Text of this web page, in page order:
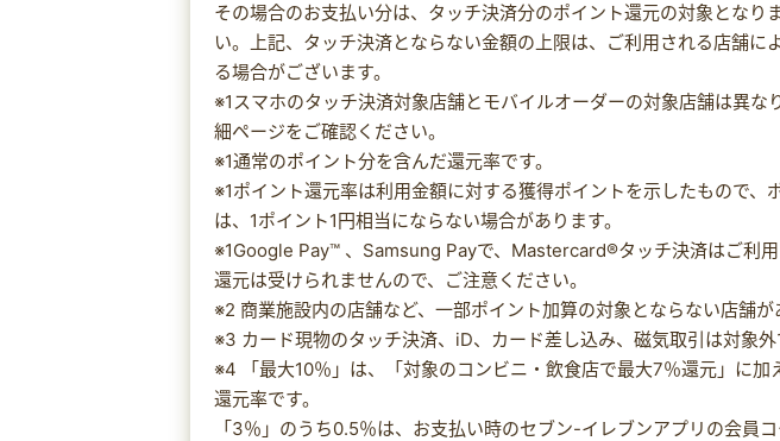
その場合のお支払い分は、タッチ決済分のポイント還元の対象となり
い。上記、タッチ決済とならない金額の上限は、ご利用される店舗に
る場合がございます。
※1スマホのタッチ決済対象店舗とモバイルオーダーの対象店舗は異な
細ページをご確認ください。
※1通常のポイント分を含んだ還元率です。
※1ポイント還元率は利用金額に対する獲得ポイントを示したもので、
は、1ポイント1円相当にならない場合があります。
※1Google Pay™ 、Samsung Payで、Mastercard®タッチ決済はご利
還元は受けられませんので、ご注意ください。
※2 商業施設内の店舗など、一部ポイント加算の対象とならない店舗が
※3 カード現物のタッチ決済、iD、カード差し込み、磁気取引は対象外
※4 「最大10％」は、「対象のコンビニ・飲食店で最大7％還元」に加
還元率です。
「3％」のうち0.5％は、お支払い時のセブン-イレブンアプリの会員